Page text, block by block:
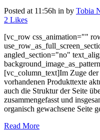
Posted at 11:56h in by Tobia
2 Likes
[vc_row css_animation=""
angled_section="no"
[vc_column_text]Im Zuge
vorhandenen Produkttexte
auch die Struktur der Seite
zusammengefasst und
organisch gewachsene Seite
Read More